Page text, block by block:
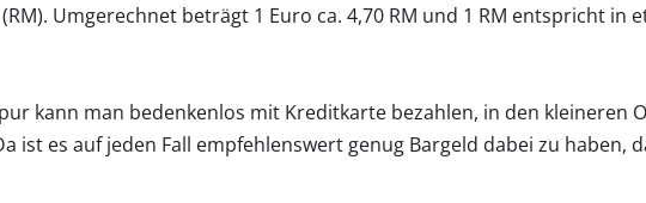
Umgerechnet beträgt 1 Euro ca. 4,70 RM und 1 RM entspricht in
kann man bedenkenlos mit Kreditkarte bezahlen, in den kleineren
ist es auf jeden Fall empfehlenswert genug Bargeld dabei zu haben,